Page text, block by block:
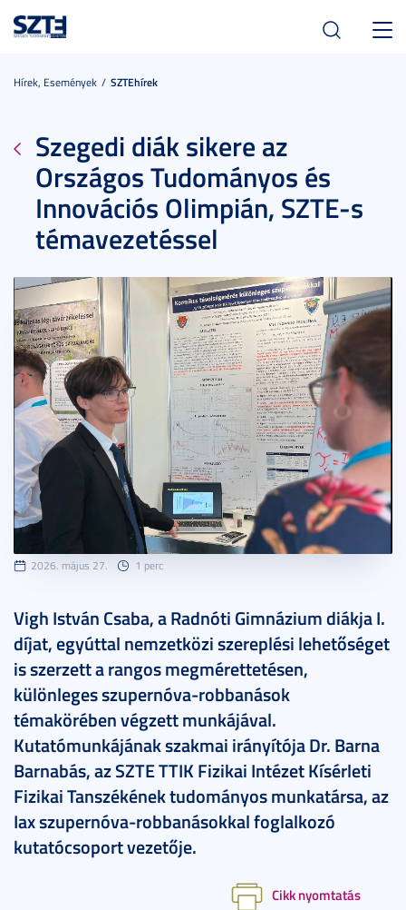
Hírek, Események SZTEhírek
Szegedi diák sikere az
Országos Tudományos és
Innovációs Olimpián, SZTE-s
témavezetéssel
2026. május 27. 1 perc
Vigh István Csaba, a Radnóti Gimnázium diákja I.
díjat, egyúttal nemzetközi szereplési lehetőséget
is szerzett a rangos megmérettetésen,
különleges szupernóva-robbanások
témakörében végzett munkájával.
Kutatómunkájának szakmai irányítója Dr. Barna
Barnabás, az SZTE TTIK Fizikai Intézet Kísérleti
Fizikai Tanszékének tudományos munkatársa, az
Iax szupernóva-robbanásokkal foglalkozó
kutatócsoport vezetője.
Cikk nyomtatás